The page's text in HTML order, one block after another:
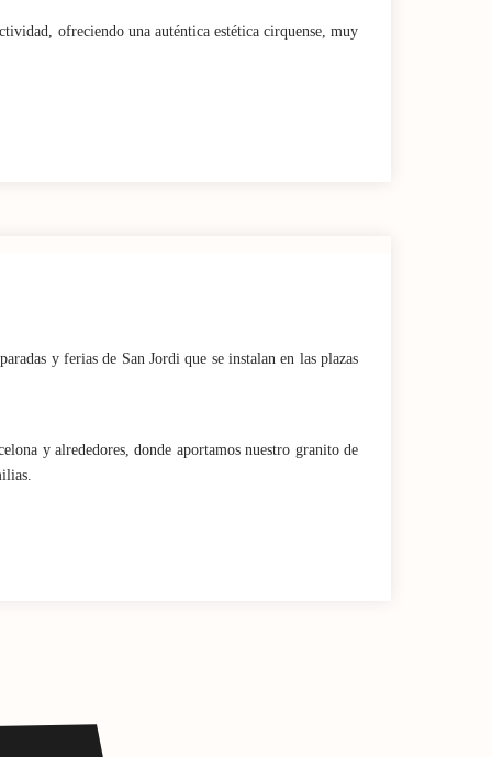
ofreciendo una auténtica estética cirquense, muy
y ferias de San Jordi que se instalan en las plazas
y alrededores, donde aportamos nuestro granito de